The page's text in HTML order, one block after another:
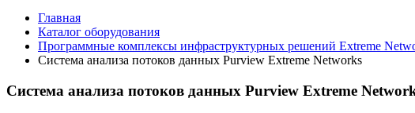
Главная
Каталог оборудования
Программные комплексы инфраструктурных решений Extreme
Система анализа потоков данных Purview Extreme Networks
Система анализа потоков данных Purview Extreme